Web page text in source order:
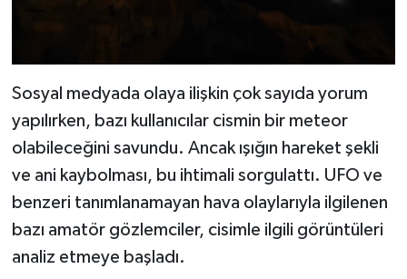
Sosyal medyada olaya ilişkin çok sayıda yorum
yapılırken, bazı kullanıcılar cismin bir meteor
olabileceğini savundu. Ancak ışığın hareket şekli
ve ani kaybolması, bu ihtimali sorgulattı. UFO ve
benzeri tanımlanamayan hava olaylarıyla ilgilenen
bazı amatör gözlemciler, cisimle ilgili görüntüleri
analiz etmeye başladı.